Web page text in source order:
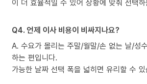
이 더 효율적일 수 있어 상황에 맞춰 선택
Q4. 언제 이사 비용이 비싸지나요?
A. 수요가 몰리는 주말/월말/손 없는 날/성
하는 편입니다.
가능한 날짜 선택 폭을 넓히면 유리할 수 있